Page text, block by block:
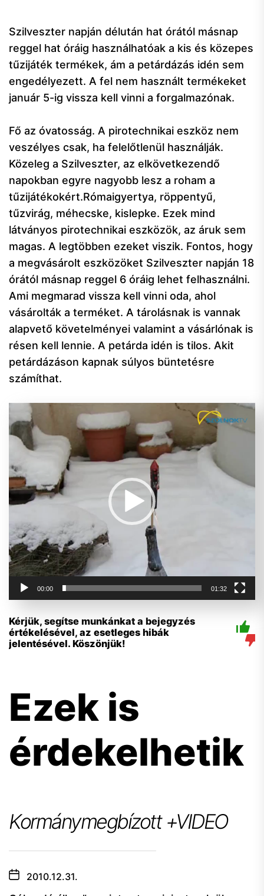
Szilveszter napján délután hat órától másnap
reggel hat óráig használhatóak a kis és közepes
tűzijáték termékek, ám a petárdázás idén sem
engedélyezett. A fel nem használt termékeket
január 5-ig vissza kell vinni a forgalmazónak.
Fő az óvatosság. A pirotechnikai eszköz nem
veszélyes csak, ha felelőtlenül használják.
Közeleg a Szilveszter, az elkövetkezendő
napokban egyre nagyobb lesz a roham a
tűzijátékokért.Rómaigyertya, röppentyű,
tűzvirág, méhecske, kislepke. Ezek mind
látványos pirotechnikai eszközök, az áruk sem
magas. A legtöbben ezeket viszik. Fontos, hogy
a megvásárolt eszközöket Szilveszter napján 18
órától másnap reggel 6 óráig lehet felhasználni.
Ami megmarad vissza kell vinni oda, ahol
vásárolták a terméket. A tárolásnak is vannak
alapvető követelményei valamint a vásárlónak is
résen kell lennie. A petárda idén is tilos. Akit
petárdázáson kapnak súlyos büntetésre
számíthat.
Videólejátszó
00:00 01:32
Kérjük, segítse munkánkat a bejegyzés
értékelésével, az esetleges hibák
jelentésével. Köszönjük!
Ezek is
érdekelhetik
Kormánymegbízott +VIDEO
2010.12.31.